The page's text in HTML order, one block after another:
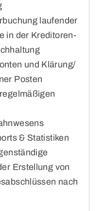
laufender
in der Kreditoren-
und Klärung/
Posten
& Statistiken
Erstellung von
nach